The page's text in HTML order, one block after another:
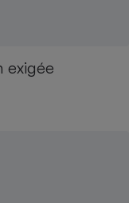
exigée